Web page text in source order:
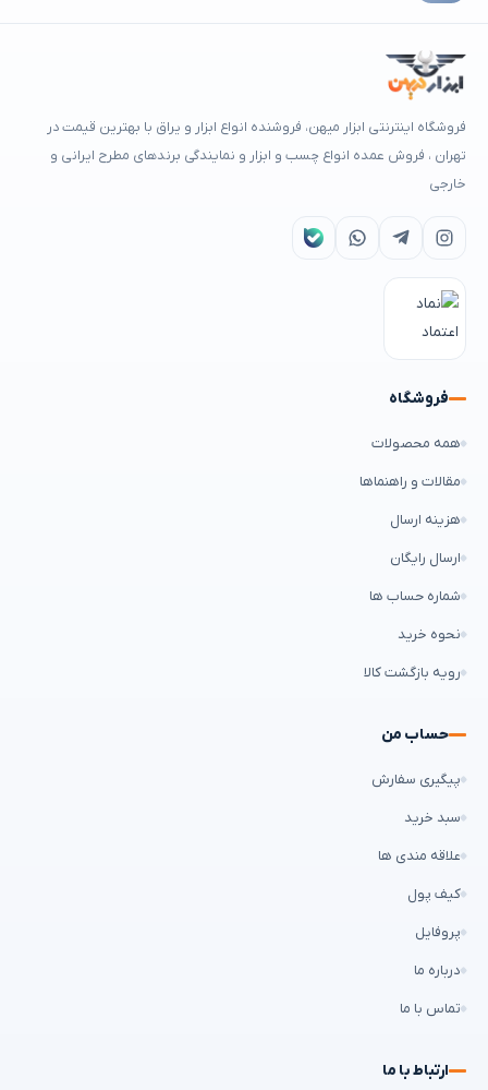
فروشگاه اینترنتی ابزار میهن، فروشنده انواع ابزار و یراق با بهترین قیمت در
تهران ، فروش عمده انواع چسب و ابزار و نمایندگی برندهای مطرح ایرانی و
خارجی
فروشگاه
همه محصولات
مقالات و راهنماها
هزینه ارسال
ارسال رایگان
شماره حساب ها
نحوه خرید
رویه بازگشت کالا
حساب من
پیگیری سفارش
سبد خرید
علاقه مندی ها
کیف پول
پروفایل
درباره ما
تماس با ما
ارتباط با ما